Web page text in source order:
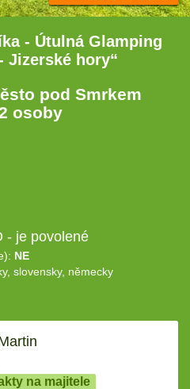
- Útulná Glamping
Jizerské hory“
pod Smrkem
osoby
- je povolené
NE
slovensky, německy
na majitele